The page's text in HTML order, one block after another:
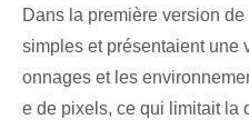
Dans la première version
simples et présentaient une
onnages et les
e de pixels, ce qui limitait la